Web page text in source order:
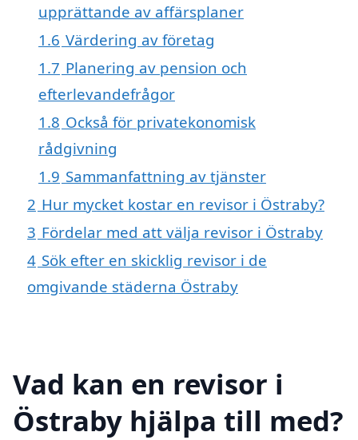
upprättande av affärsplaner
1.6 Värdering av företag
1.7 Planering av pension och
efterlevandefrågor
1.8 Också för privatekonomisk
rådgivning
1.9 Sammanfattning av tjänster
2 Hur mycket kostar en revisor i Östraby?
3 Fördelar med att välja revisor i Östraby
4 Sök efter en skicklig revisor i de
omgivande städerna Östraby
Vad kan en revisor i
Östraby hjälpa till med?